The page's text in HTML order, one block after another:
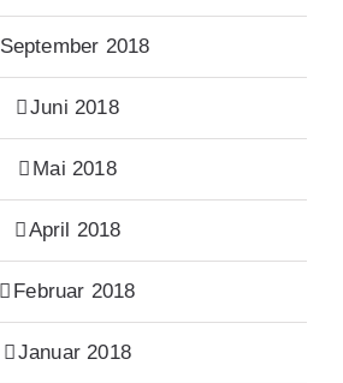
September 2018
Juni 2018
Mai 2018
April 2018
Februar 2018
Januar 2018